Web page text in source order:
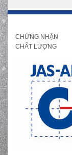
CHỨNG NHẬN
CHẤT LƯỢNG